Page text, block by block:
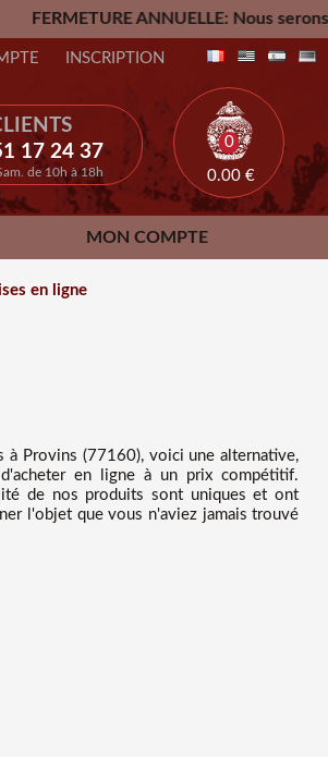
ANNUELLE: Nous serons fermés du
17 24 37
de 10h à 18h
INSCRIPTION
0
0.00 €
MON COMPTE
en ligne
à Provins (77160), voici une alternative,
en ligne à un prix compétitif.
de nos produits sont uniques et ont
l'objet que vous n'aviez jamais trouvé